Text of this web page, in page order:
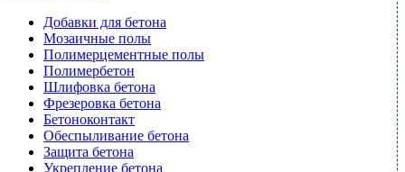
Добавки для бетона
Мозаичные полы
Полимерцементные полы
Полимербетон
Шлифовка бетона
Фрезеровка бетона
Бетоноконтакт
Обеспыливание бетона
Защита бетона
Укрепление бетона